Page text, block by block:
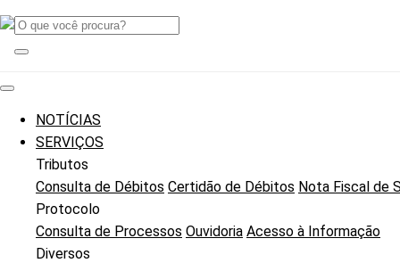
NOTÍCIAS
SERVIÇOS
Tributos
Consulta de Débitos Certidão de Débitos Nota Fiscal de
Protocolo
Consulta de Processos Ouvidoria Acesso à Informação
Diversos